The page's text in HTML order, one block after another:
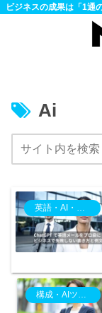
ビジネスの成果は「1通
Ai
英語・AI・ツール・DX活用